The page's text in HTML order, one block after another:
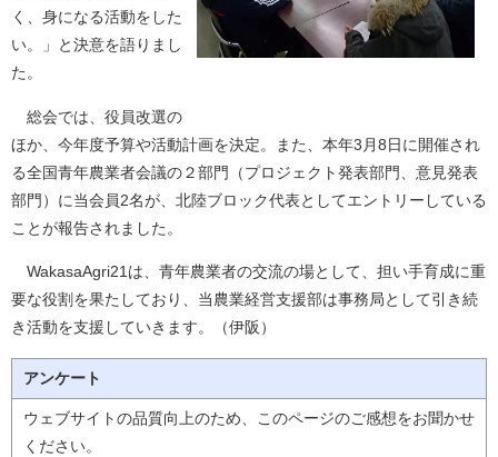
く、身になる活動をした
い。」と決意を語りまし
た。
総会では、役員改選の
ほか、今年度予算や活動計画を決定。また、本年3月8日に開催され
る全国青年農業者会議の２部門（プロジェクト発表部門、意見発表
部門）に当会員2名が、北陸ブロック代表としてエントリーしている
ことが報告されました。
WakasaAgri21は、青年農業者の交流の場として、担い手育成に重
要な役割を果たしており、当農業経営支援部は事務局として引き続
き活動を支援していきます。（伊阪）
アンケート
ウェブサイトの品質向上のため、このページのご感想をお聞かせ
ください。